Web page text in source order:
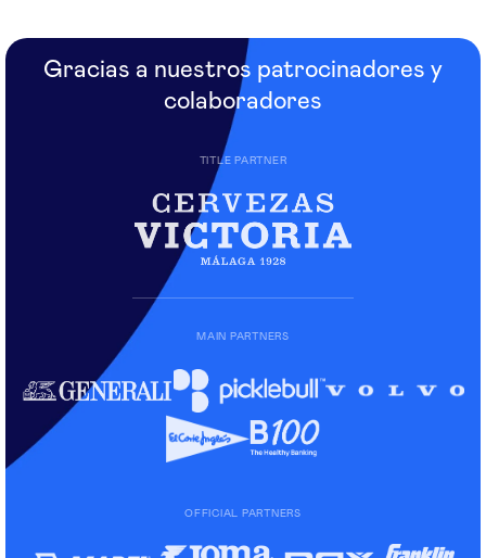
Gracias a nuestros patrocinadores y
colaboradores
TITLE PARTNER
MAIN PARTNERS
OFFICIAL PARTNERS